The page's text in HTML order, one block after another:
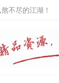
不尽的江湖！